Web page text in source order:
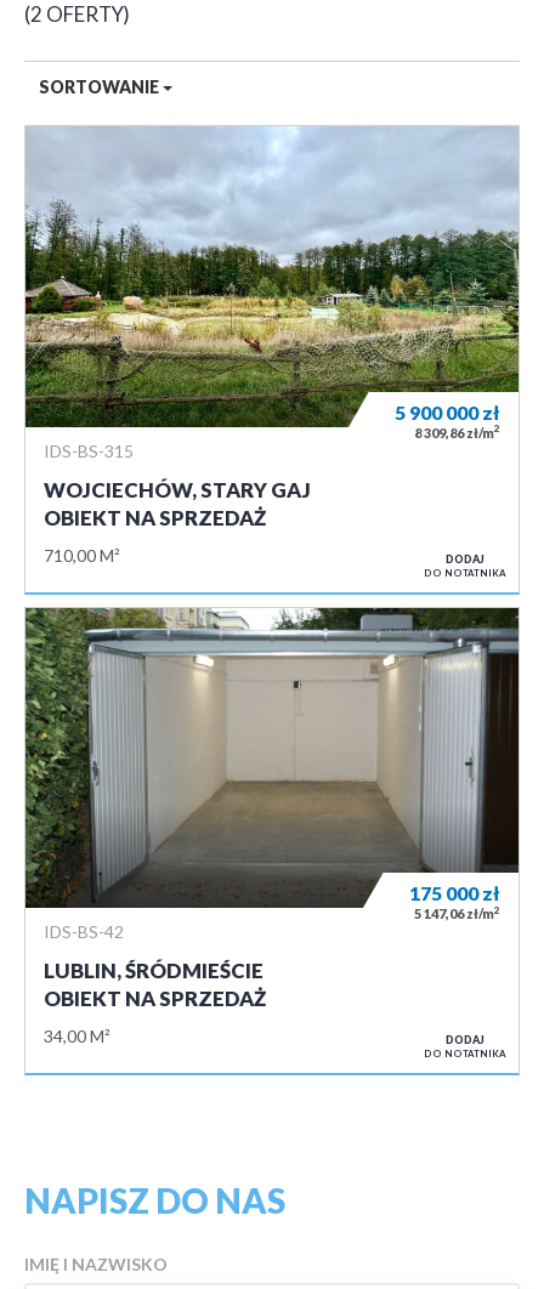
2 OFERTY
SORTOWANIE
IDS-BS-315
WOJCIECHÓW, STARY GAJ
OBIEKT NA SPRZEDAŻ
710,00 M²
5 900 000zł
8 309,86 zł/m2
DODAJ
DO NOTATNIKA
IDS-BS-42
LUBLIN, ŚRÓDMIEŚCIE
OBIEKT NA SPRZEDAŻ
34,00 M²
175 000zł
5 147,06 zł/m2
DODAJ
DO NOTATNIKA
NAPISZ DO NAS
IMIĘ I NAZWISKO